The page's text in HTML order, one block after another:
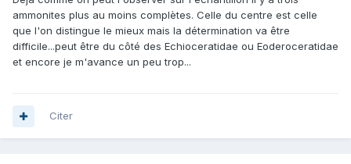
ammonites plus au moins complètes. Celle du centre est celle
que l'on distingue le mieux mais la détermination va être
difficile...peut être du côté des Echioceratidae ou Eoderoceratidae
et encore je m'avance un peu trop...
Citer